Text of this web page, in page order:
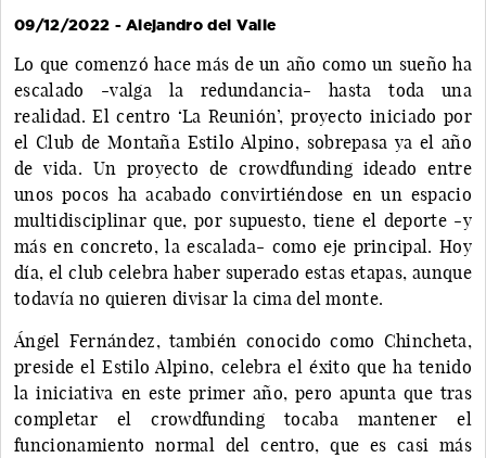
09/12/2022 - Alejandro del Valle
Lo que comenzó hace más de un año como un sueño ha
escalado -valga la redundancia- hasta toda una
realidad. El centro ‘La Reunión’, proyecto iniciado por
el Club de Montaña Estilo Alpino, sobrepasa ya el año
de vida. Un proyecto de crowdfunding ideado entre
unos pocos ha acabado convirtiéndose en un espacio
multidisciplinar que, por supuesto, tiene el deporte -y
más en concreto, la escalada- como eje principal. Hoy
día, el club celebra haber superado estas etapas, aunque
todavía no quieren divisar la cima del monte.
Ángel Fernández, también conocido como Chincheta,
preside el Estilo Alpino, celebra el éxito que ha tenido
la iniciativa en este primer año, pero apunta que tras
completar el crowdfunding tocaba mantener el
funcionamiento normal del centro, que es casi más